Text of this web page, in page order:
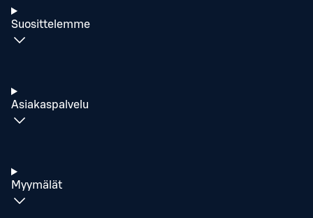
Suosittelemme
Asiakaspalvelu
Myymälät